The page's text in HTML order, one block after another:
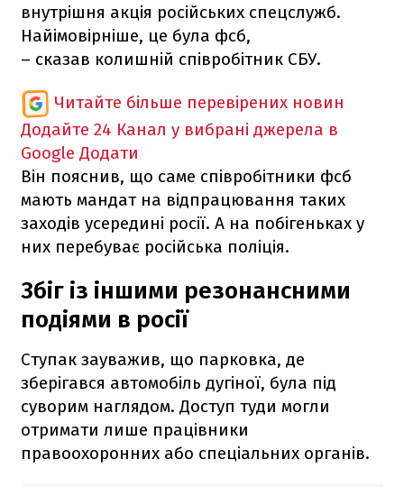
внутрішня акція російських спецслужб.
Найімовірніше, це була фсб,
– сказав колишній співробітник СБУ.
Читайте більше перевірених новин
Додайте 24 Канал у вибрані джерела в
Google Додати
Він пояснив, що саме співробітники фсб
мають мандат на відпрацювання таких
заходів усередині росії. А на побігеньках у
них перебуває російська поліція.
Збіг із іншими резонансними
подіями в росії
Ступак зауважив, що парковка, де
зберігався автомобіль дугіної, була під
суворим наглядом. Доступ туди могли
отримати лише працівники
правоохоронних або спеціальних органів.